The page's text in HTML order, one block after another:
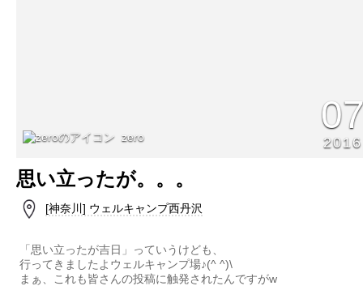
zero 2016
思い立ったが。。。
[神奈川] ウェルキャンプ西丹沢
「思い立ったが吉日」っていうけども、
行ってきましたよウェルキャンプ場♪(^ ^)\
まぁ、これも皆さんの投稿に触発されたんですがw